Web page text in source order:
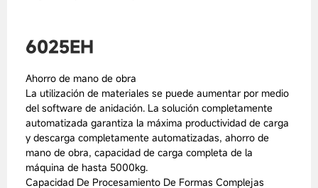
6025EH
Ahorro de mano de obra
La utilización de materiales se puede aumentar por medio
del software de anidación. La solución completamente
automatizada garantiza la máxima productividad de carga
y descarga completamente automatizadas, ahorro de
mano de obra, capacidad de carga completa de la
máquina de hasta 5000kg.
Capacidad De Procesamiento De Formas Complejas